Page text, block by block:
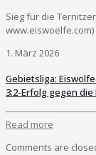
Sieg für die
www.eiswoelfe.com)
1. März 2026
Gebietsliga:
3:2-Erfolg gegen
Read more
Comments are